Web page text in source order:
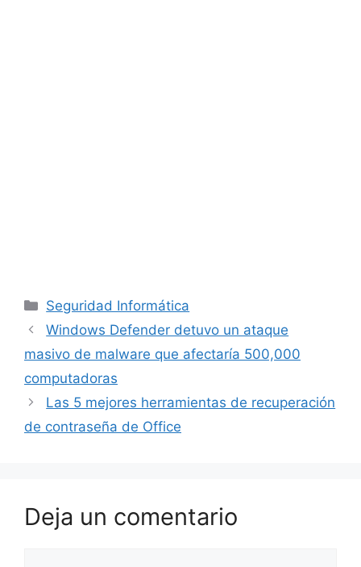
Categorías
Seguridad Informática
Windows Defender detuvo un ataque
masivo de malware que afectaría 500,000
computadoras
Las 5 mejores herramientas de recuperación
de contraseña de Office
Deja un comentario